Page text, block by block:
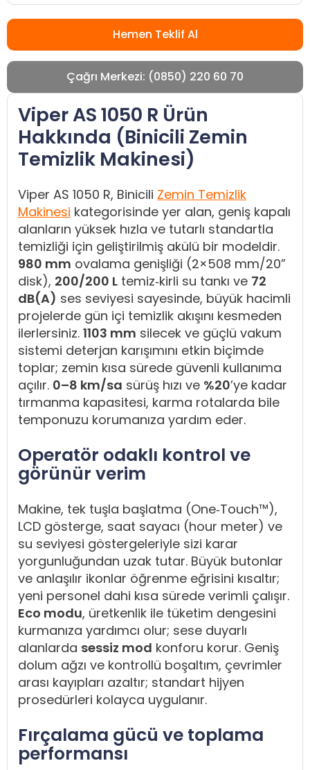
Hemen Teklif Al
Çağrı Merkezi: (0850) 220 60 70
Viper AS 1050 R Ürün
Hakkında (Binicili Zemin
Temizlik Makinesi)
Viper AS 1050 R, Binicili Zemin Temizlik
Makinesi kategorisinde yer alan, geniş kapalı
alanların yüksek hızla ve tutarlı standartla
temizliği için geliştirilmiş akülü bir modeldir.
980 mm ovalama genişliği (2×508 mm/20”
disk), 200/200 L temiz‑kirli su tankı ve 72
dB(A) ses seviyesi sayesinde, büyük hacimli
projelerde gün içi temizlik akışını kesmeden
ilerlersiniz. 1103 mm silecek ve güçlü vakum
sistemi deterjan karışımını etkin biçimde
toplar; zemin kısa sürede güvenli kullanıma
açılır. 0–8 km/sa sürüş hızı ve %20’ye kadar
tırmanma kapasitesi, karma rotalarda bile
temponuzu korumanıza yardım eder.
Operatör odaklı kontrol ve
görünür verim
Makine, tek tuşla başlatma (One‑Touch™),
LCD gösterge, saat sayacı (hour meter) ve
su seviyesi göstergeleriyle sizi karar
yorgunluğundan uzak tutar. Büyük butonlar
ve anlaşılır ikonlar öğrenme eğrisini kısaltır;
yeni personel dahi kısa sürede verimli çalışır.
Eco modu, üretkenlik ile tüketim dengesini
kurmanıza yardımcı olur; sese duyarlı
alanlarda sessiz mod konforu korur. Geniş
dolum ağzı ve kontrollü boşaltım, çevrimler
arası kayıpları azaltır; standart hijyen
prosedürleri kolayca uygulanır.
Fırçalama gücü ve toplama
performansı